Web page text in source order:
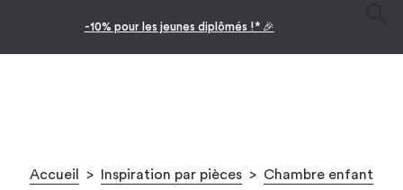
Facilitez vos achats avec le paiement en 10x
Accueil > Inspiration par pièces > Chambre enfant